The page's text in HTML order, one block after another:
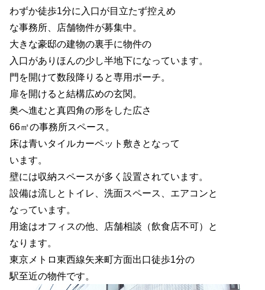
わずか徒歩1分に入口が目立たず控えめ
な事務所、店舗物件が募集中。
大きな豪邸の建物の裏手に物件の
入口がありほんの少し半地下になっています。
門を開けて数段降りると専用ポーチ。
扉を開けると結構広めの玄関。
奥へ進むと真四角の形をした広さ
66㎡の事務所スペース。
床は青いタイルカーペット敷きとなって
います。
壁には収納スペースが多く設置されています。
設備は流しとトイレ、洗面スペース、エアコンと
なっています。
用途はオフィスの他、店舗相談（飲食店不可）と
なります。
東京メトロ東西線矢来町方面出口徒歩1分の
駅至近の物件です。